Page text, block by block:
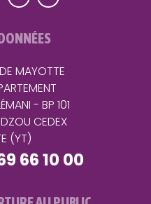
MAYOTTE
- BP 101
CEDEX
(YT)
66 10 00